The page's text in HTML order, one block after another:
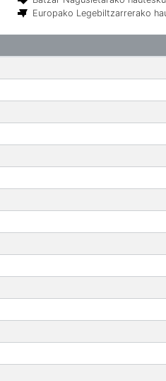
Europako Legebiltzarrerako